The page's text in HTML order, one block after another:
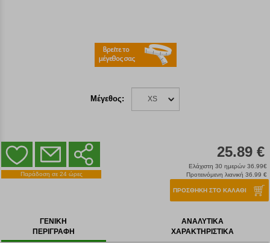
Μέγεθος: XS
Παράδοση σε 24 ώρες
25.89 €
Ελάχιστη 30 ημερών 36.99€
Προτεινόμενη λιανική 36.99 €
ΠΡΟΣΘΗΚΗ ΣΤΟ ΚΑΛΑΘΙ
ΓΕΝΙΚΗ
ΠΕΡΙΓΡΑΦΗ
ΑΝΑΛΥΤΙΚΑ
ΧΑΡΑΚΤΗΡΙΣΤΙΚΑ